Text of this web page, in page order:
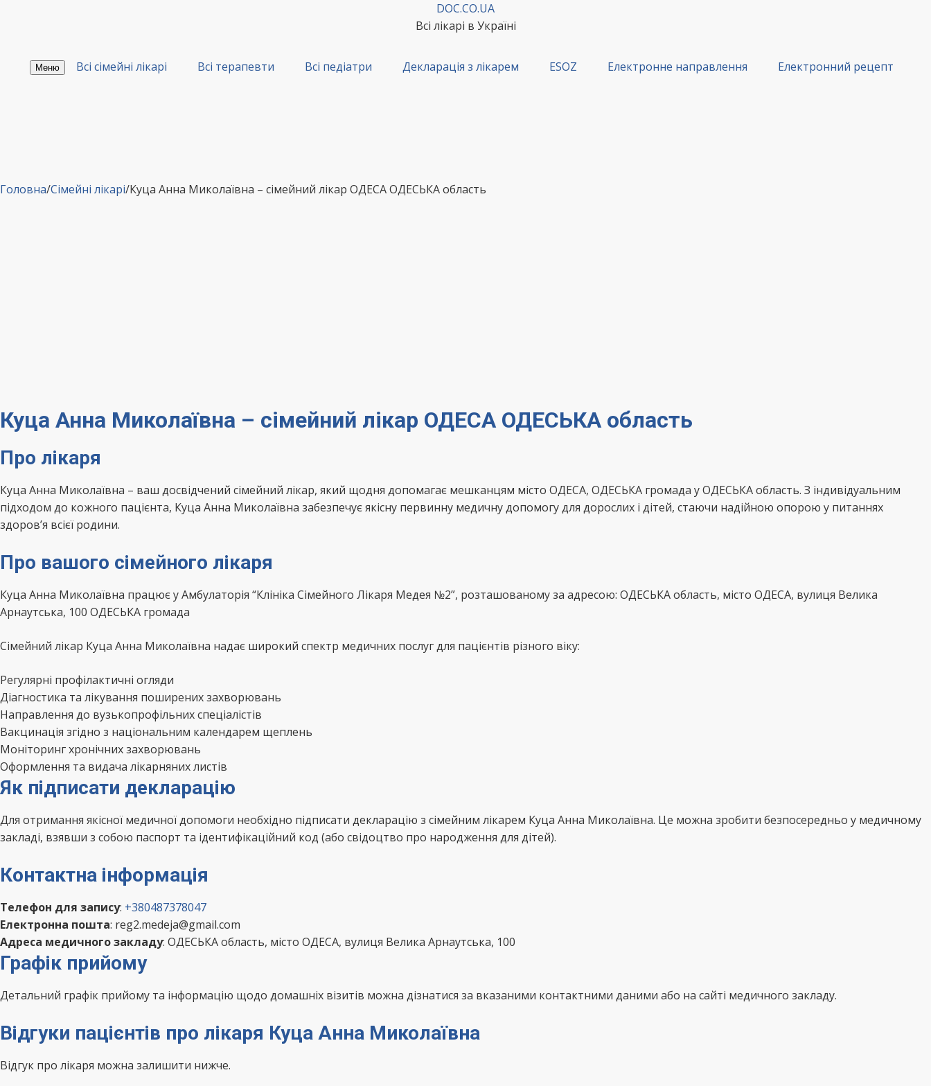
DOC.CO.UA
Всі лікарі в Україні
Меню Всі сімейні лікарі Всі терапевти Всі педіатри Декларація з лікарем ESOZ Електронне направлення Електронний рецепт
Головна/Сімейні лікарі/Куца Анна Миколаївна – сімейний лікар ОДЕСА ОДЕСЬКА область
Куца Анна Миколаївна – сімейний лікар ОДЕСА ОДЕСЬКА область
Про лікаря
Куца Анна Миколаївна – ваш досвідчений сімейний лікар, який щодня допомагає мешканцям місто ОДЕСА, ОДЕСЬКА громада у ОДЕСЬКА область. З індивідуальним
підходом до кожного пацієнта, Куца Анна Миколаївна забезпечує якісну первинну медичну допомогу для дорослих і дітей, стаючи надійною опорою у питаннях
здоров’я всієї родини.
Про вашого сімейного лікаря
Куца Анна Миколаївна працює у Амбулаторія “Клініка Сімейного Лікаря Медея №2”, розташованому за адресою: ОДЕСЬКА область, місто ОДЕСА, вулиця Велика
Арнаутська, 100 ОДЕСЬКА громада
Сімейний лікар Куца Анна Миколаївна надає широкий спектр медичних послуг для пацієнтів різного віку:
Регулярні профілактичні огляди
Діагностика та лікування поширених захворювань
Направлення до вузькопрофільних спеціалістів
Вакцинація згідно з національним календарем щеплень
Моніторинг хронічних захворювань
Оформлення та видача лікарняних листів
Як підписати декларацію
Для отримання якісної медичної допомоги необхідно підписати декларацію з сімейним лікарем Куца Анна Миколаївна. Це можна зробити безпосередньо у медичному
закладі, взявши з собою паспорт та ідентифікаційний код (або свідоцтво про народження для дітей).
Контактна інформація
Телефон для запису: +380487378047
Електронна пошта: reg2.medeja@gmail.com
Адреса медичного закладу: ОДЕСЬКА область, місто ОДЕСА, вулиця Велика Арнаутська, 100
Графік прийому
Детальний графік прийому та інформацію щодо домашніх візитів можна дізнатися за вказаними контактними даними або на сайті медичного закладу.
Відгуки пацієнтів про лікаря Куца Анна Миколаївна
Відгук про лікаря можна залишити нижче.